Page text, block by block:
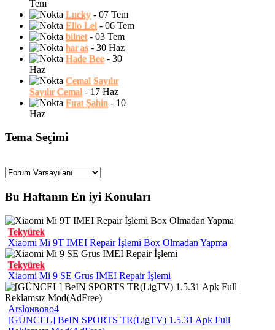
Tem
Lucky - 07 Tem
Ello Lel - 06 Tem
bilnet - 03 Tem
har as- 30 Haz
Hade Bee- 30
Haz
Cemal Sayılır
Sayılır Cemal - 17 Haz
Fırat Şahin - 10
Haz
Tema Seçimi
Bu Haftanın En iyi Konuları
Tekyürek
Xiaomi Mi 9T IMEI Repair İşlemi Box Olmadan Yapma
Tekyürek
Xiaomi Mi 9 SE Grus IMEI Repair İşlemi
Arѕlαɴвoвo4
[GÜNCEL] BeIN SPORTS TR(LigTV) 1.5.31 Apk Full